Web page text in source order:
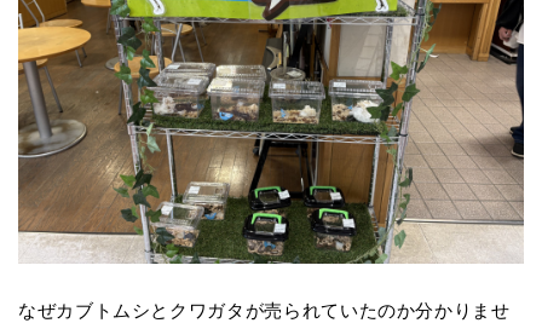
なぜカブトムシとクワガタが売られていたのか分かりませ